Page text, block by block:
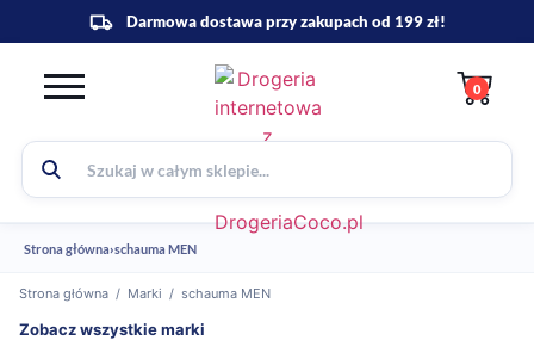
0
Strona główna›schauma MEN
Strona główna / Marki / schauma MEN
Zobacz wszystkie marki